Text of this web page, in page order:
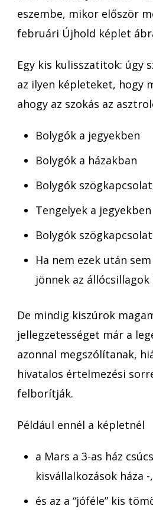
eszembe, mikor először
februári Újhold képlet
Egy kis kulisszatitok: úgy
az ilyen képleteket, hogy
ahogy az szokás az
Bolygók a jegyekben
Bolygók a házakban
Bolygók
Tengelyek a jegyekben
Bolygók
Ha nem ezek után
jönnek az állócsillagok
De mindig kiszúrok
jellegzetességet már a
azonnal megszólítanak,
hivatalos értelmezési
felborítják.
Például ennél a képletnél
a Mars a 3-as ház
kisvállalkozások háza -,
és az a “jóféle” kis